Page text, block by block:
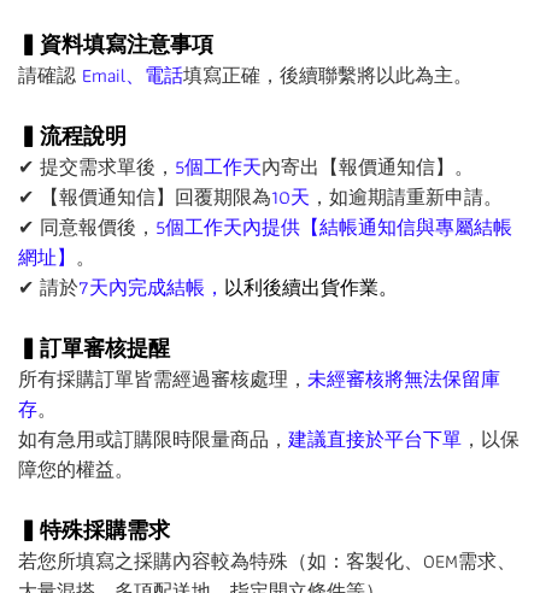
▍資料填寫注意事項
請確認 Email、電話填寫正確，後續聯繫將以此為主。
▍流程說明
✔ 提交需求單後， 5個工作天內寄出【報價通知信】。
✔ 【報價通知信】回覆期限為10天 ，如逾期請重新申請。
✔ 同意報價後， 5個工作天內提供【結帳通知信與專屬結帳
網址】 。
✔ 請於7天內完成結帳， 以利後續出貨作業。
▍訂單審核提醒
所有採購訂單皆需經過審核處理， 未經審核將無法保留庫
存。
如有急用或訂購限時限量商品， 建議直接於平台下單 ，以保
障您的權益。
▍特殊採購需求
若您所填寫之採購內容較為特殊（如：客製化、OEM需求、